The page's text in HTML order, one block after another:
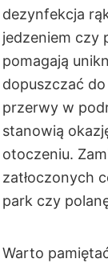
dezynfekcja
jedzeniem czy
pomagają
dopuszczać do
przerwy w
stanowią
otoczeniu.
zatłoczonych
park czy
Warto